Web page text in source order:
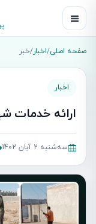
صفحه اصلی/اخبار/خبر
اخبار
ارائه خدمات
سه‌شنبه 2 آبان 1402